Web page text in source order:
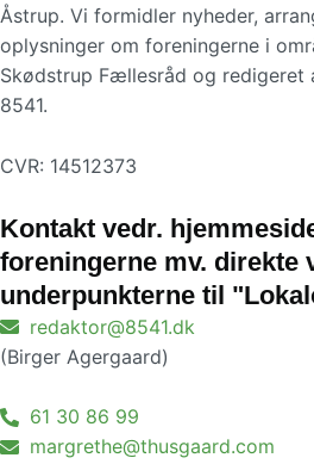
Åstrup. Vi formidler nyheder,
oplysninger om foreningerne i
Skødstrup Fællesråd og redigeret
8541.
CVR: 14512373
Kontakt vedr.
foreningerne mv. direkte
underpunkterne til
redaktor@8541.dk
(Birger Agergaard)
61 30 86 99
margrethe@thusgaard.com